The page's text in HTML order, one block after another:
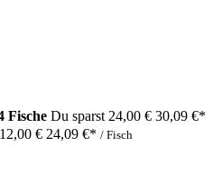
Fische Du sparst 24,00 € 30,09 €*
€ 24,09 €* / Fisch